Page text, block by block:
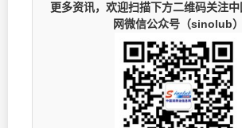
更多资讯，欢迎扫描下方二维码关注
网微信公众号（sinolub）